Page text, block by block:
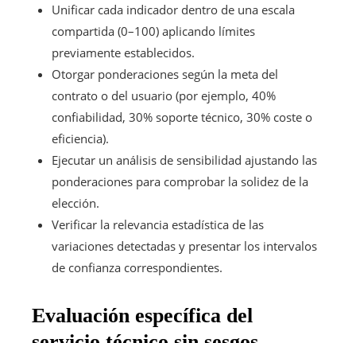
Unificar cada indicador dentro de una escala
compartida (0–100) aplicando límites
previamente establecidos.
Otorgar ponderaciones según la meta del
contrato o del usuario (por ejemplo, 40%
confiabilidad, 30% soporte técnico, 30% coste o
eficiencia).
Ejecutar un análisis de sensibilidad ajustando las
ponderaciones para comprobar la solidez de la
elección.
Verificar la relevancia estadística de las
variaciones detectadas y presentar los intervalos
de confianza correspondientes.
Evaluación específica del